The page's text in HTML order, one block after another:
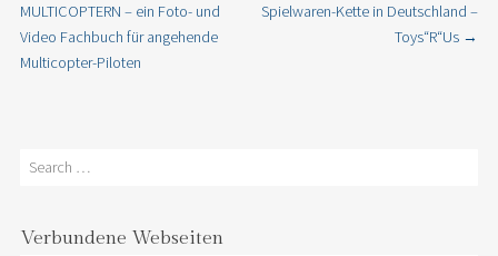
MULTICOPTERN – ein Foto- und
Video Fachbuch für angehende
Multicopter-Piloten
Spielwaren-Kette in Deutschland –
Toys“R“Us →
Search
Verbundene Webseiten